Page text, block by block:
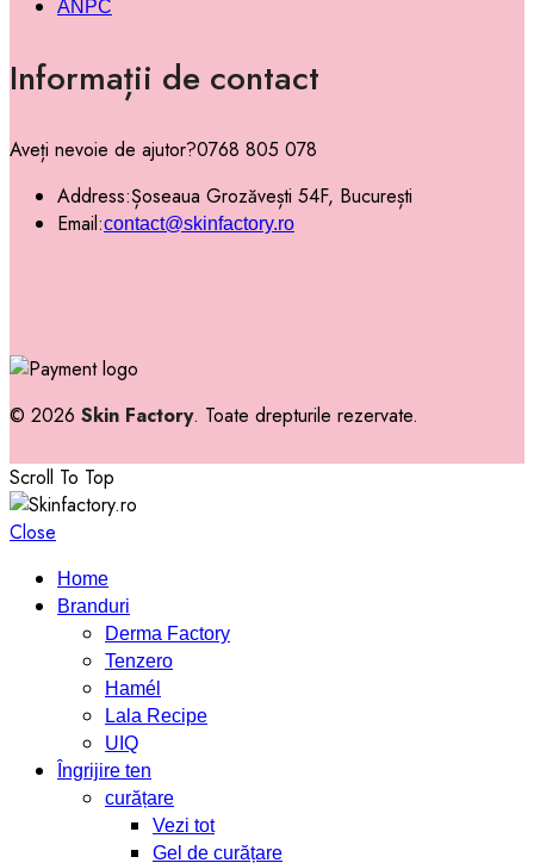
ANPC
Informații de contact
Aveți nevoie de ajutor?0768 805 078
Address:Șoseaua Grozăvești 54F, București
Email:contact@skinfactory.ro
© 2026 Skin Factory. Toate drepturile rezervate.
Scroll To Top
Close
Home
Branduri
Derma Factory
Tenzero
Hamél
Lala Recipe
UIQ
Îngrijire ten
curățare
Vezi tot
Gel de curățare